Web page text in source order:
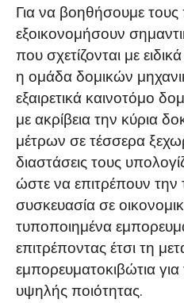
Για να βοηθήσουμε τους
εξοικονομήσουν
που σχετίζονται με
η ομάδα δομικών
εξαιρετικά καινοτόμο
με ακρίβεια την κύρια
μέτρων σε τέσσερα
διαστάσεις τους
ώστε να επιτρέπουν την
συσκευασία σε
τυποποιημένα
επιτρέποντας έτσι τη
εμπορευματοκιβώτια
υψηλής ποιότητας.